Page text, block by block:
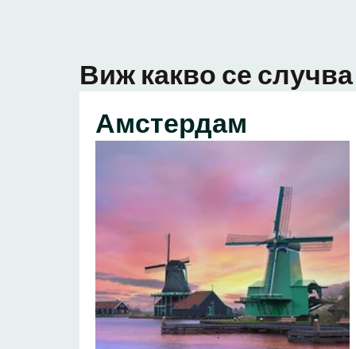
Виж какво се
Амстердам